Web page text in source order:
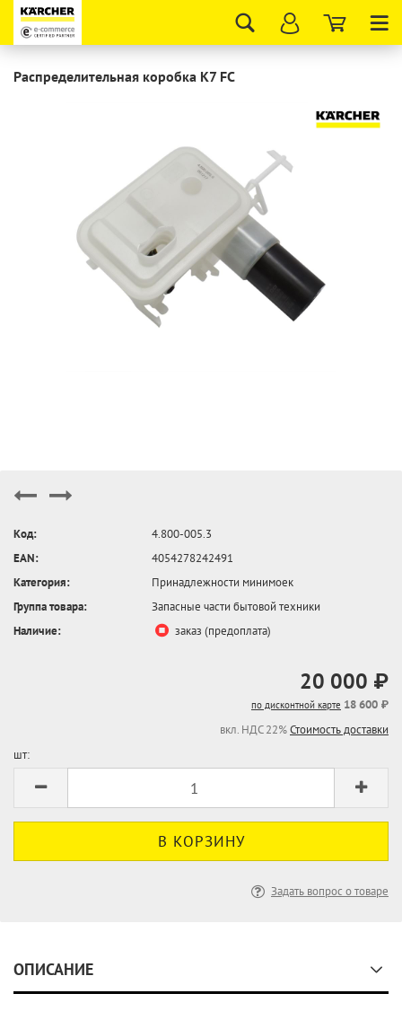
Распределительная коробка K7 FC
Код:
4.800-005.3
EAN:
4054278242491
Категория:
Принадлежности минимоек
Группа товара:
Запасные части бытовой техники
Наличие:
заказ (предоплата)
20 000 ₽
по дисконтной карте 18 600 ₽
вкл. НДС 22%Стоимость доставки
шт:
Задать вопрос о товаре
ОПИСАНИЕ